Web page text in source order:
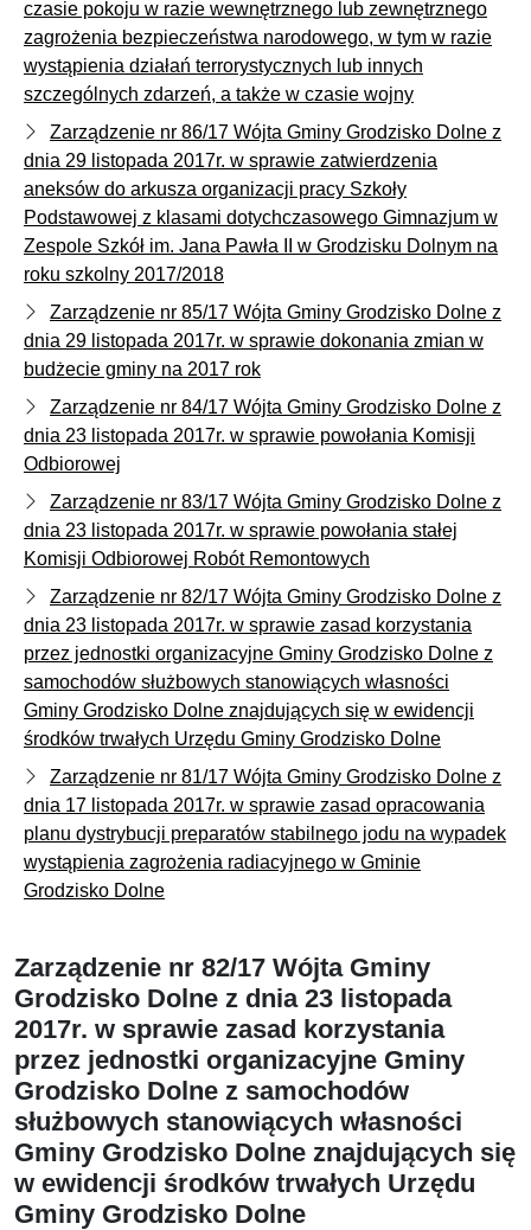
czasie pokoju w razie wewnętrznego lub zewnętrznego
zagrożenia bezpieczeństwa narodowego, w tym w razie
wystąpienia działań terrorystycznych lub innych
szczególnych zdarzeń, a także w czasie wojny
Zarządzenie nr 86/17 Wójta Gminy Grodzisko Dolne z
dnia 29 listopada 2017r. w sprawie zatwierdzenia
aneksów do arkusza organizacji pracy Szkoły
Podstawowej z klasami dotychczasowego Gimnazjum w
Zespole Szkół im. Jana Pawła II w Grodzisku Dolnym na
roku szkolny 2017/2018
Zarządzenie nr 85/17 Wójta Gminy Grodzisko Dolne z
dnia 29 listopada 2017r. w sprawie dokonania zmian w
budżecie gminy na 2017 rok
Zarządzenie nr 84/17 Wójta Gminy Grodzisko Dolne z
dnia 23 listopada 2017r. w sprawie powołania Komisji
Odbiorowej
Zarządzenie nr 83/17 Wójta Gminy Grodzisko Dolne z
dnia 23 listopada 2017r. w sprawie powołania stałej
Komisji Odbiorowej Robót Remontowych
Zarządzenie nr 82/17 Wójta Gminy Grodzisko Dolne z
dnia 23 listopada 2017r. w sprawie zasad korzystania
przez jednostki organizacyjne Gminy Grodzisko Dolne z
samochodów służbowych stanowiących własności
Gminy Grodzisko Dolne znajdujących się w ewidencji
środków trwałych Urzędu Gminy Grodzisko Dolne
Zarządzenie nr 81/17 Wójta Gminy Grodzisko Dolne z
dnia 17 listopada 2017r. w sprawie zasad opracowania
planu dystrybucji preparatów stabilnego jodu na wypadek
wystąpienia zagrożenia radiacyjnego w Gminie
Grodzisko Dolne
Zarządzenie nr 82/17 Wójta Gminy
Grodzisko Dolne z dnia 23 listopada
2017r. w sprawie zasad korzystania
przez jednostki organizacyjne Gminy
Grodzisko Dolne z samochodów
służbowych stanowiących własności
Gminy Grodzisko Dolne znajdujących się
w ewidencji środków trwałych Urzędu
Gminy Grodzisko Dolne